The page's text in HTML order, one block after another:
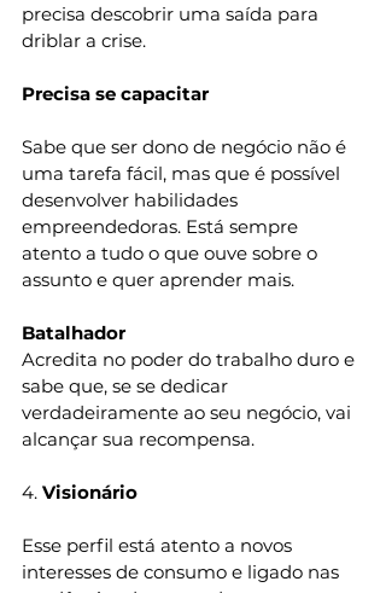
precisa descobrir uma saída para
driblar a crise.
Precisa se capacitar
Sabe que ser dono de negócio não é
uma tarefa fácil, mas que é possível
desenvolver habilidades
empreendedoras. Está sempre
atento a tudo o que ouve sobre o
assunto e quer aprender mais.
Batalhador
Acredita no poder do trabalho duro e
sabe que, se se dedicar
verdadeiramente ao seu negócio, vai
alcançar sua recompensa.
4. Visionário
Esse perfil está atento a novos
interesses de consumo e ligado nas